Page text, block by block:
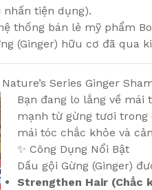
nhấn tiện dụng).
thống bán lẻ mỹ phẩm
(Ginger) hữu cơ đã qua
Series Ginger
Bạn đang lo lắng về mái
mạnh từ gừng tươi trong
mái tóc chắc khỏe và
✨ Công Dụng Nổi Bật
Dầu gội Gừng (Ginger)
Strengthen Hair (Chắc